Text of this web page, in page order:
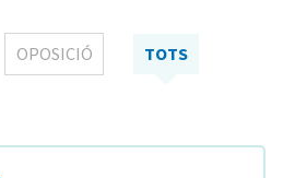
OPOSICIÓ TOTS